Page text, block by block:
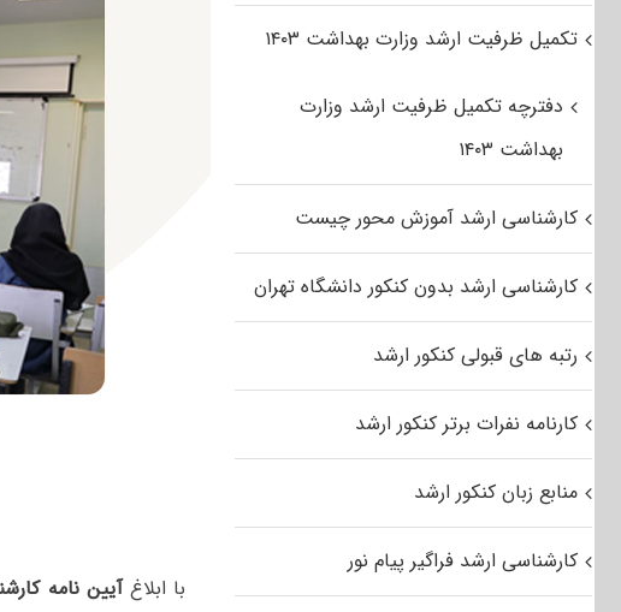
با ابلاغآیین نامه
تکمیل ظرفیت ارشد وزارت بهداشت ۱۴۰۳
دفترچه تکمیل ظرفیت ارشد وزارت
بهداشت ۱۴۰۳
کارشناسی ارشد آموزش محور چیست
کارشناسی ارشد بدون کنکور دانشگاه تهران
رتبه های قبولی کنکور ارشد
کارنامه نفرات برتر کنکور ارشد
منابع زبان کنکور ارشد
کارشناسی ارشد فراگیر پیام نور